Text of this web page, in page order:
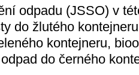
odpadu (JSSO) v
do žlutého
kontejneru,
do černého